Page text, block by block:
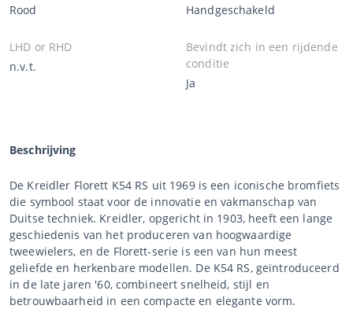
Rood Handgeschakeld
LHD or RHD
n.v.t.
Bevindt zich in een rijdende
conditie
Ja
Beschrijving
De Kreidler Florett K54 RS uit 1969 is een iconische bromfiets
die symbool staat voor de innovatie en vakmanschap van
Duitse techniek. Kreidler, opgericht in 1903, heeft een lange
geschiedenis van het produceren van hoogwaardige
tweewielers, en de Florett-serie is een van hun meest
geliefde en herkenbare modellen. De K54 RS, geïntroduceerd
in de late jaren '60, combineert snelheid, stijl en
betrouwbaarheid in een compacte en elegante vorm.